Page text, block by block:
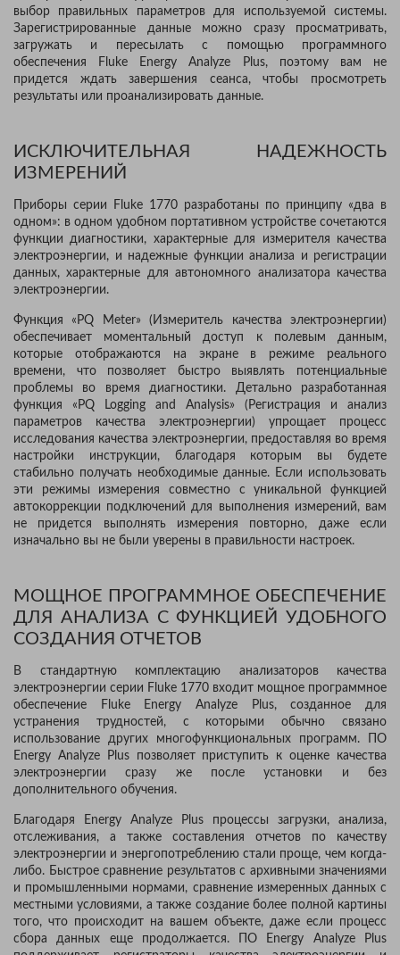
выбор правильных параметров для используемой системы.
Зарегистрированные данные можно сразу просматривать,
загружать и пересылать с помощью программного
обеспечения Fluke Energy Analyze Plus, поэтому вам не
придется ждать завершения сеанса, чтобы просмотреть
результаты или проанализировать данные.
ИСКЛЮЧИТЕЛЬНАЯ НАДЕЖНОСТЬ
ИЗМЕРЕНИЙ
Приборы серии Fluke 1770 разработаны по принципу «два в
одном»: в одном удобном портативном устройстве сочетаются
функции диагностики, характерные для измерителя качества
электроэнергии, и надежные функции анализа и регистрации
данных, характерные для автономного анализатора качества
электроэнергии.
Функция «PQ Meter» (Измеритель качества электроэнергии)
обеспечивает моментальный доступ к полевым данным,
которые отображаются на экране в режиме реального
времени, что позволяет быстро выявлять потенциальные
проблемы во время диагностики. Детально разработанная
функция «PQ Logging and Analysis» (Регистрация и анализ
параметров качества электроэнергии) упрощает процесс
исследования качества электроэнергии, предоставляя во время
настройки инструкции, благодаря которым вы будете
стабильно получать необходимые данные. Если использовать
эти режимы измерения совместно с уникальной функцией
автокоррекции подключений для выполнения измерений, вам
не придется выполнять измерения повторно, даже если
изначально вы не были уверены в правильности настроек.
МОЩНОЕ ПРОГРАММНОЕ ОБЕСПЕЧЕНИЕ
ДЛЯ АНАЛИЗА С ФУНКЦИЕЙ УДОБНОГО
СОЗДАНИЯ ОТЧЕТОВ
В стандартную комплектацию анализаторов качества
электроэнергии серии Fluke 1770 входит мощное программное
обеспечение Fluke Energy Analyze Plus, созданное для
устранения трудностей, с которыми обычно связано
использование других многофункциональных программ. ПО
Energy Analyze Plus позволяет приступить к оценке качества
электроэнергии сразу же после установки и без
дополнительного обучения.
Благодаря Energy Analyze Plus процессы загрузки, анализа,
отслеживания, а также составления отчетов по качеству
электроэнергии и энергопотреблению стали проще, чем когда-
либо. Быстрое сравнение результатов с архивными значениями
и промышленными нормами, сравнение измеренных данных с
местными условиями, а также создание более полной картины
того, что происходит на вашем объекте, даже если процесс
сбора данных еще продолжается. ПО Energy Analyze Plus